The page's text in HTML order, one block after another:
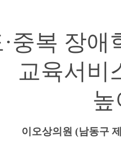
중복 장애
교육서비
이오상의원 (남동구